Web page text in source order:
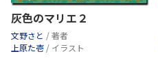
灰色のマリエ２
文野さと / 著者
上原た壱 / イラスト